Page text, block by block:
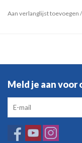
Aan verlanglijst toevoegen /
Meld je aan